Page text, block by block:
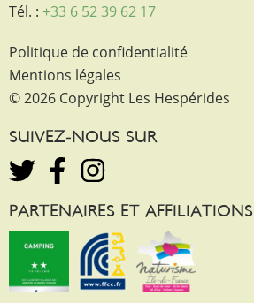
Tél. : +33 6 52 39 62 17
Politique de confidentialité
Mentions légales
© 2026 Copyright Les Hespérides
SUIVEZ-NOUS SUR
PARTENAIRES ET AFFILIATIONS